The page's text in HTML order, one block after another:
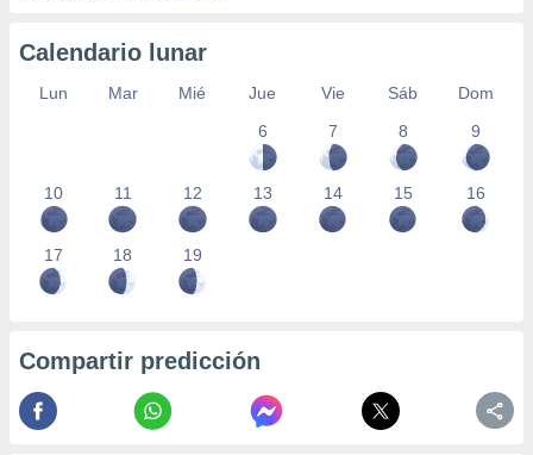
Calendario lunar
Lun Mar Mié Jue Vie Sáb
Dom
6
7 8 9
10 11 12 13 14 15 16
17 18 19
Compartir predicción